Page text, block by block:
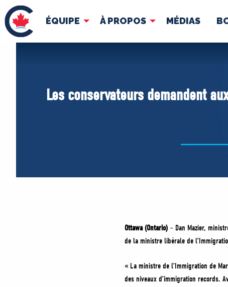
ÉQUIPE À PROPOS MÉDIAS
ÉQUIPE
Vos députés conservateurs
À
Les conservateurs demandent
Ottawa (Ontario) – Dan Mazier,
de la ministre libérale de
« La ministre de l’Immigration de
des niveaux d’immigration records.